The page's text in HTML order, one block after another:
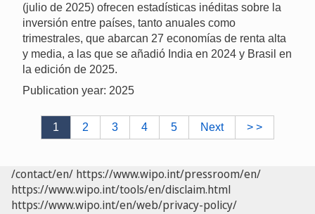
(julio de 2025) ofrecen estadísticas inéditas sobre la
inversión entre países, tanto anuales como
trimestrales, que abarcan 27 economías de renta alta
y media, a las que se añadió India en 2024 y Brasil en
la edición de 2025.
Publication year: 2025
1 2 3 4 5 Next > >
/contact/en/ https://www.wipo.int/pressroom/en/
https://www.wipo.int/tools/en/disclaim.html
https://www.wipo.int/en/web/privacy-policy/